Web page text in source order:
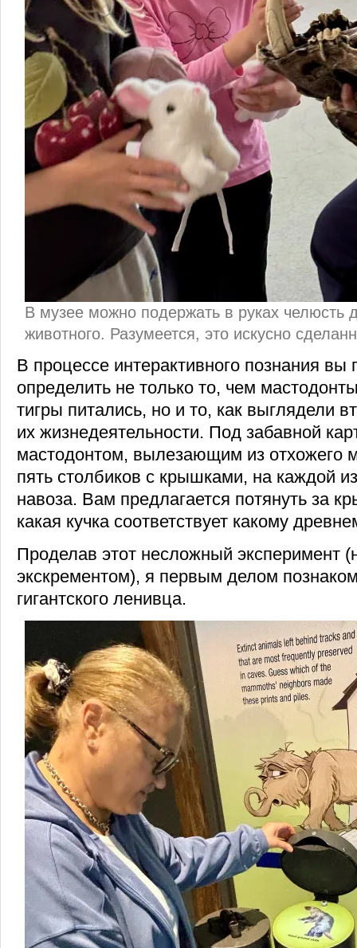
В музее можно подержать в руках челюсть
животного. Разумеется, это искусно
В процессе интерактивного познания вы
определить не только то, чем
тигры питались, но и то, как выглядели
их жизнедеятельности. Под забавной
мастодонтом, вылезающим из отхожего
пять столбиков с крышками, на каждой
навоза. Вам предлагается потянуть за
какая кучка соответствует какому
Проделав этот несложный эксперимент
экскрементом), я первым делом
гигантского ленивца.